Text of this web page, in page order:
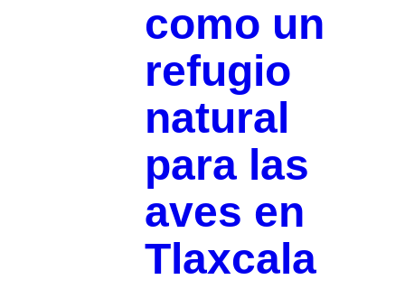
como un
refugio
natural
para las
aves en
Tlaxcala